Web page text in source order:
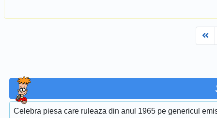
Celebra piesa care ruleaza din anul 1965 pe genericul